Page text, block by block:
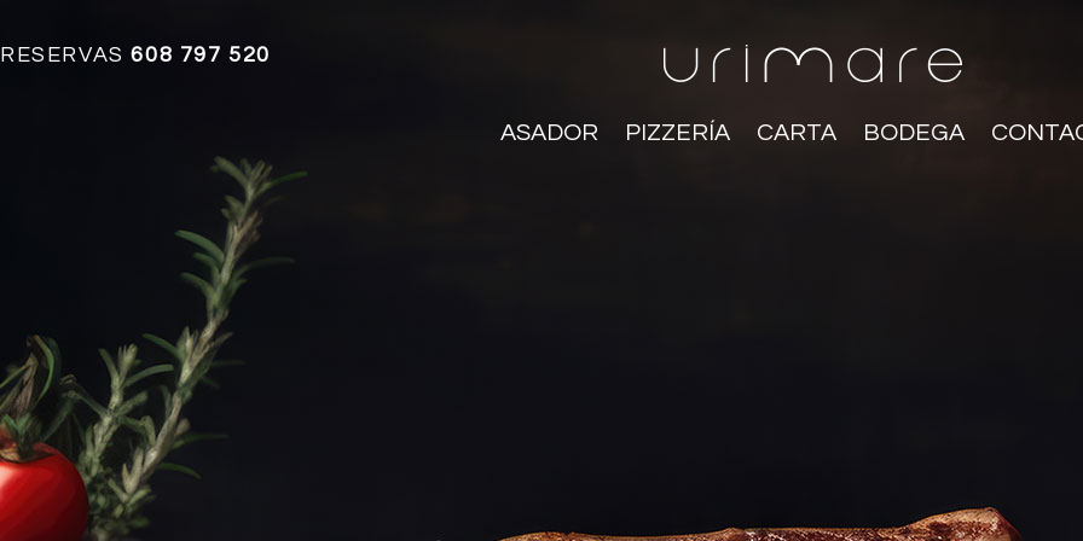
RESERVAS 608 797 520
ASADOR PIZZERÍA CARTA BODEGA